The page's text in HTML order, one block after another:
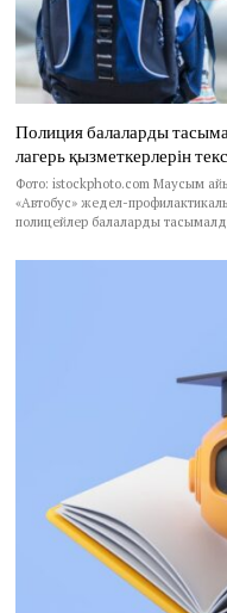
Полиция балаларды
лагерь қызметкерлерін
Фото: istockphoto.com Маусым
«Автобус» жедел-
полицейлер балаларды